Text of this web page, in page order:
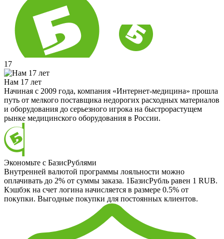
17
Нам 17 лет
Начиная с 2009 года, компания «Интернет-медицина» прошла
путь от мелкого поставщика недорогих расходных материалов
и оборудования до серьезного игрока на быстрорастущем
рынке медицинского оборудования в России.
Экономьте с БазисРублями
Внутренней валютой программы лояльности можно
оплачивать до 2% от суммы заказа. 1БазисРубль равен 1 RUB.
Кэшбэк на счет логина начисляется в размере 0.5% от
покупки. Выгодные покупки для постоянных клиентов.